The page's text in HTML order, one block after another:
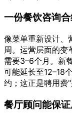
一份餐饮咨询
像菜单重新设计、
周。运营层面的
需要3–6个月。新
可能延长至12–18
约；这正是聘用费"
餐厅顾问能保证